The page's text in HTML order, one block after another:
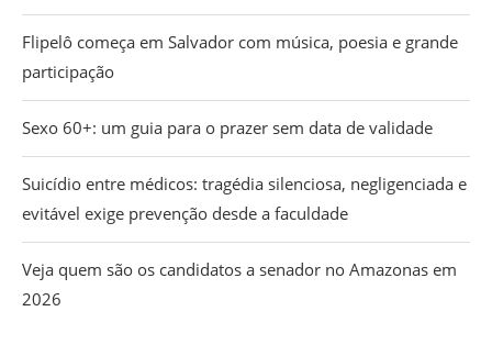
Flipelô começa em Salvador com música, poesia e grande
participação
Sexo 60+: um guia para o prazer sem data de validade
Suicídio entre médicos: tragédia silenciosa, negligenciada e
evitável exige prevenção desde a faculdade
Veja quem são os candidatos a senador no Amazonas em
2026